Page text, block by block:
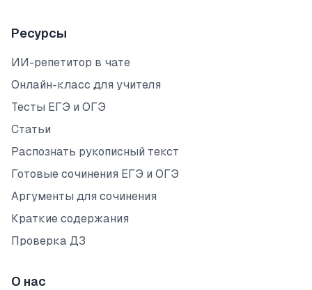
Ресурсы
ИИ-репетитор в чате
Онлайн-класс для учителя
Тесты ЕГЭ и ОГЭ
Статьи
Распознать рукописный текст
Готовые сочинения ЕГЭ и ОГЭ
Аргументы для сочинения
Краткие содержания
Проверка ДЗ
О нас